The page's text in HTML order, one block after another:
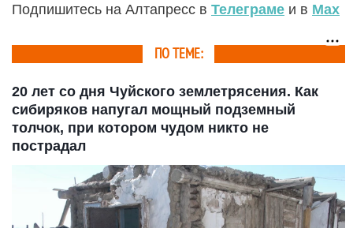
Подпишитесь на Алтапресс в Телеграме и в Max
ПО ТЕМЕ:
20 лет со дня Чуйского землетрясения. Как
сибиряков напугал мощный подземный
толчок, при котором чудом никто не
пострадал